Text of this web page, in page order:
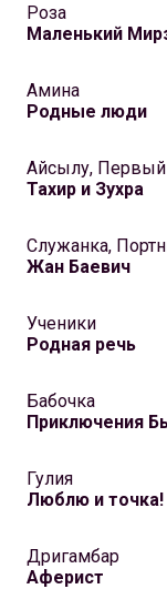
Роза
Маленький
Амина
Родные люди
Айсылу, Первый
Тахир и Зухра
Служанка,
Жан Баевич
Ученики
Родная речь
Бабочка
Приключения
Гулия
Люблю и точка!
Дригамбар
Аферист